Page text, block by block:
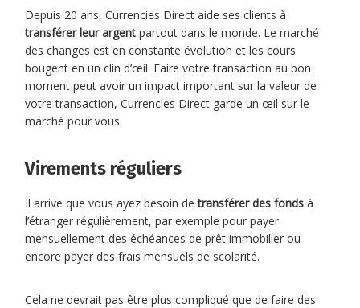
Depuis 20 ans, Currencies Direct aide ses clients à
transférer leur argent partout dans le monde. Le marché
des changes est en constante évolution et les cours
bougent en un clin d’œil. Faire votre transaction au bon
moment peut avoir un impact important sur la valeur de
votre transaction, Currencies Direct garde un œil sur le
marché pour vous.
Virements réguliers
Il arrive que vous ayez besoin detransférer des fonds à
l’étranger régulièrement, par exemple pour payer
mensuellement des échéances de prêt immobilier ou
encore payer des frais mensuels de scolarité.
Cela ne devrait pas être plus compliqué que de faire des